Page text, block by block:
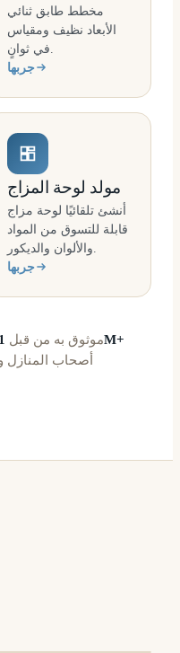
مخطط طابق ثنائي
الأبعاد نظيف ومقياس
جربها
مولد لوحة المزاج
أنشئ تلقائيًا لوحة مزاج
قابلة للتسوق من المواد
جربها
موثوق به من قبل1M+
أصحاب المنازل